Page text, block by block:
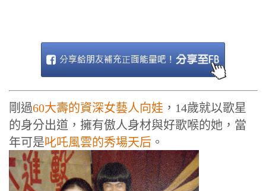
剛過60大壽的資深女藝人向娃 ，14歲就以歌星
的身分出道，擁有傲人身材與好歌喉的她，當
年可是叱吒風雲的秀場天后 。